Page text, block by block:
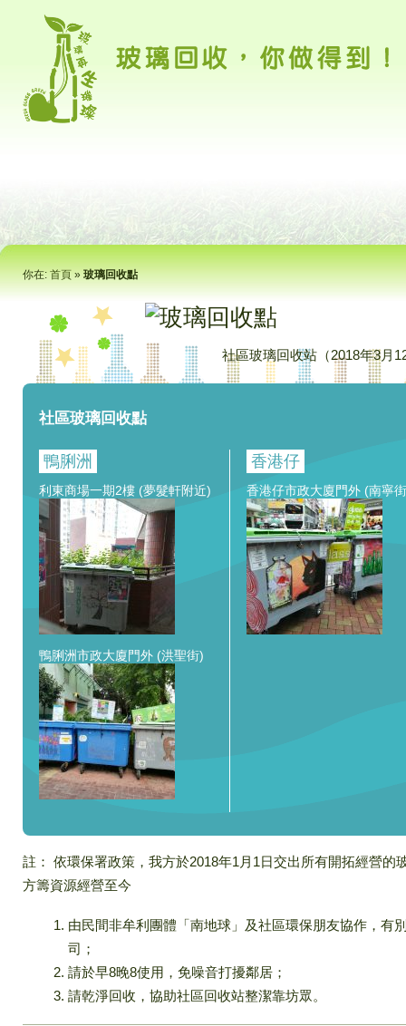
你在: 首頁 » 玻璃回收點
社區玻璃回收站（2018年3月
社區玻璃回收點
鴨脷洲
利東商場一期2樓 (夢髮軒附近)
鴨脷洲市政大廈門外 (洪聖街)
香港仔
香港仔市政大廈門外 (南寧
註： 依環保署政策，我方於2018年1月1日交出所有開拓經營的
方籌資源經營至今
由民間非牟利團體「南地球」及社區環保朋友協作，有
司；
請於早8晚8使用，免噪音打擾鄰居；
請乾淨回收，協助社區回收站整潔靠坊眾。